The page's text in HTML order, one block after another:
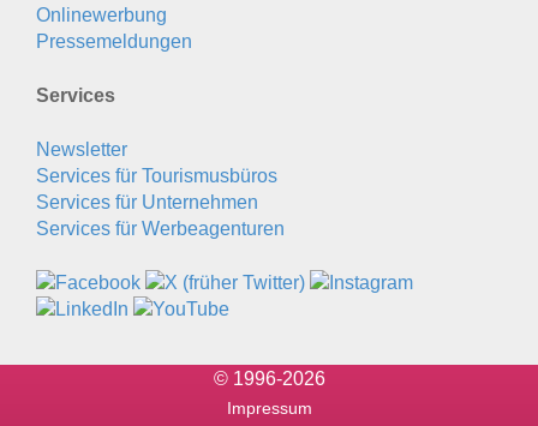
Onlinewerbung
Pressemeldungen
Services
Newsletter
Services für Tourismusbüros
Services für Unternehmen
Services für Werbeagenturen
© 1996-2026
Impressum